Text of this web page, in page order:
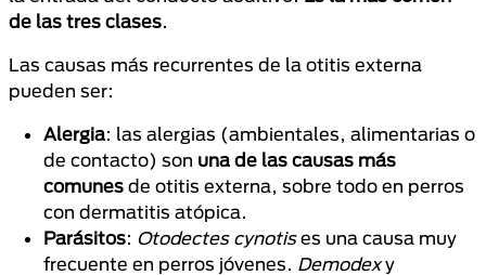
de las tres clases.
Las causas más recurrentes de la otitis externa
pueden ser:
Alergia: las alergias (ambientales, alimentarias o
de contacto) son una de las causas más
comunes de otitis externa, sobre todo en perros
con dermatitis atópica.
Parásitos: Otodectes cynotises una causa muy
frecuente en perros jóvenes. Demodexy